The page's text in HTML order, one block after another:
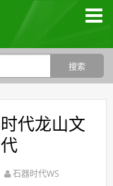
代龙山文
石器时代WS